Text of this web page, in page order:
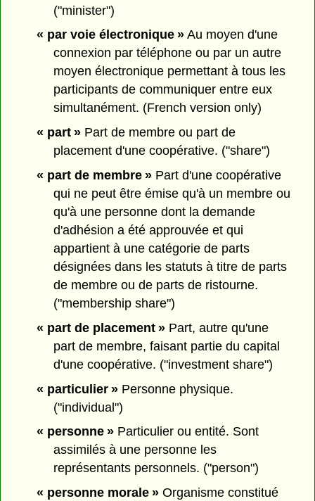
("minister")
« par voie électronique »Au moyen d'une
connexion par téléphone ou par un autre
moyen électronique permettant à tous les
participants de communiquer entre eux
simultanément. (French version only)
« part »Part de membre ou part de
placement d'une coopérative. ("share")
« part de membre »Part d'une coopérative
qui ne peut être émise qu'à un membre ou
qu'à une personne dont la demande
d'adhésion a été approuvée et qui
appartient à une catégorie de parts
désignées dans les statuts à titre de parts
de membre ou de parts de ristourne.
("membership share")
« part de placement »Part, autre qu'une
part de membre, faisant partie du capital
d'une coopérative. ("investment share")
« particulier »Personne physique.
("individual")
« personne »Particulier ou entité. Sont
assimilés à une personne les
représentants personnels. ("person")
« personne morale »Organisme constitué